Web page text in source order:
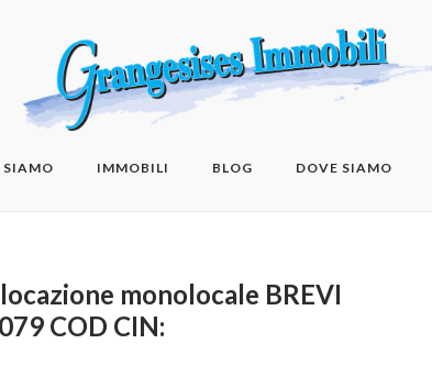
SIAMO IMMOBILI BLOG DOVE SIAMO
monolocale BREVI
COD CIN: